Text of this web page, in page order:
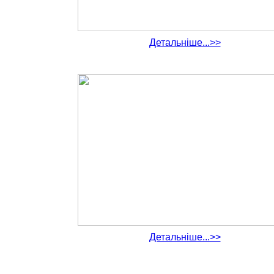
Детальніше...>>
Детальніше...>>